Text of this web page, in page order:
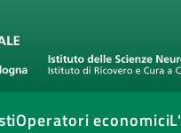
Operatori economici